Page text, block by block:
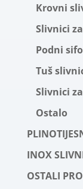
Krovni
Slivnici
Podni
Tuš
Slivnici
Ostalo
INOX
OSTALI